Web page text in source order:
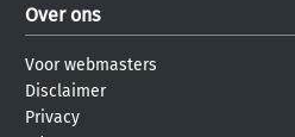
Over ons
Voor webmasters
Disclaimer
Privacy